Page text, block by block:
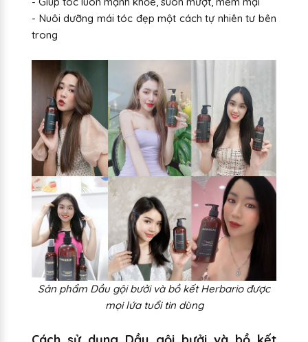
- Nuôi dưỡng mái tóc đẹp một cách tự nhiên tư bên
trong
Sản phẩm Dầu gội bưởi và bồ kết Herbario được
mọi lứa tuổi tin dùng